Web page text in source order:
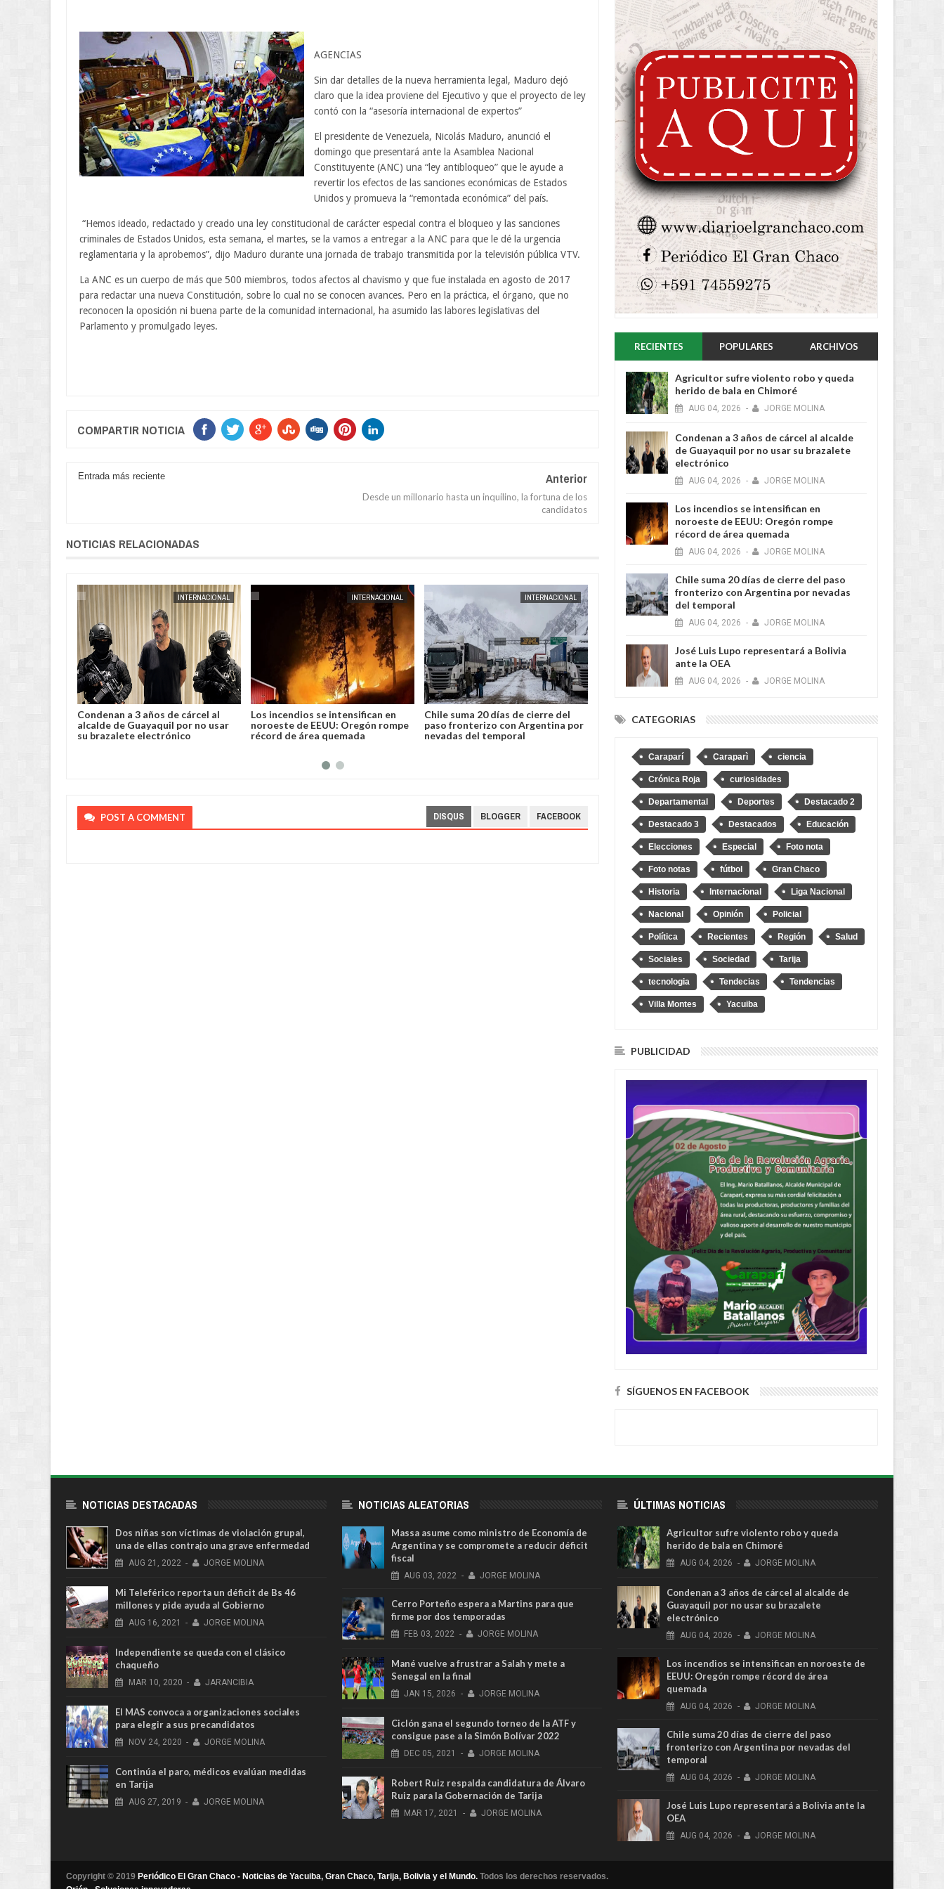
AGENCIAS
Sin dar detalles de la nueva herramienta legal, Maduro dejó
claro que la idea proviene del Ejecutivo y que el proyecto de ley
contó con la “asesoría internacional de expertos”
El presidente de Venezuela, Nicolás Maduro, anunció el
domingo que presentará ante la Asamblea Nacional
Constituyente (ANC) una “ley antibloqueo” que le ayude a
revertir los efectos de las sanciones económicas de Estados
Unidos y promueva la “remontada económica” del país.
“Hemos ideado, redactado y creado una ley constitucional de carácter especial contra el bloqueo y las sanciones
criminales de Estados Unidos, esta semana, el martes, se la vamos a entregar a la ANC para que le dé la urgencia
reglamentaria y la aprobemos”, dijo Maduro durante una jornada de trabajo transmitida por la televisión pública VTV.
La ANC es un cuerpo de más que 500 miembros, todos afectos al chavismo y que fue instalada en agosto de 2017
para redactar una nueva Constitución, sobre lo cual no se conocen avances. Pero en la práctica, el órgano, que no
reconocen la oposición ni buena parte de la comunidad internacional, ha asumido las labores legislativas del
Parlamento y promulgado leyes.
COMPARTIR NOTICIA
Entrada más reciente Anterior
Desde un millonario hasta un inquilino, la fortuna de los
candidatos
NOTICIAS RELACIONADAS
AUG
INTERNACIONAL AUG 04, 2026
Condenan a 3 años de cárcel al
alcalde de Guayaquil por no usar
su brazalete electrónico
INTERNACIONAL
Los incendios se intensifican en
noroeste de EEUU: Oregón rompe
récord de área quemada
INTERNACIONAL
Chile suma 20 días de cierre del
paso fronterizo con Argentina por
nevadas del temporal
NACIONAL
José Luis Lupo representará a
Bolivia ante la OEA
JORGE MOLINA
“No soy Diprove, no hagan el
ridículo”, dice Loza tras denuncia
robado
POST A COMMENT DISQUS BLOGGER FACEBOOK
RECIENTES POPULARES ARCHIVOS
Agricultor sufre violento robo y queda
herido de bala en Chimoré
AUG 04, 2026 - JORGE MOLINA
Condenan a 3 años de cárcel al alcalde
de Guayaquil por no usar su brazalete
electrónico
AUG 04, 2026 - JORGE MOLINA
Los incendios se intensifican en
noroeste de EEUU: Oregón rompe
récord de área quemada
AUG 04, 2026 - JORGE MOLINA
Chile suma 20 días de cierre del paso
fronterizo con Argentina por nevadas
del temporal
AUG 04, 2026 - JORGE MOLINA
José Luis Lupo representará a Bolivia
ante la OEA
AUG 04, 2026 - JORGE MOLINA
CATEGORIAS
Caraparí Caraparì ciencia
Crónica Roja curiosidades
Departamental Deportes Destacado 2
Destacado 3 Destacados Educación
Elecciones Especial Foto nota
Foto notas fútbol Gran Chaco
Historia Internacional Liga Nacional
Nacional Opinión Policial
Política Recientes Región Salud
Sociales Sociedad Tarija
tecnologia Tendecias Tendencias
Villa Montes Yacuiba
PUBLICIDAD
SÍGUENOS EN FACEBOOK
NOTICIAS DESTACADAS
Dos niñas son víctimas de violación grupal,
una de ellas contrajo una grave enfermedad
AUG 21, 2022 - JORGE MOLINA
Mi Teleférico reporta un déficit de Bs 46
millones y pide ayuda al Gobierno
AUG 16, 2021 - JORGE MOLINA
Independiente se queda con el clásico
chaqueño
MAR 10, 2020 - JARANCIBIA
El MAS convoca a organizaciones sociales
para elegir a sus precandidatos
NOV 24, 2020 - JORGE MOLINA
Continúa el paro, médicos evalúan medidas
en Tarija
AUG 27, 2019 - JORGE MOLINA
NOTICIAS ALEATORIAS
Massa asume como ministro de Economía de
Argentina y se compromete a reducir déficit
fiscal
AUG 03, 2022 - JORGE MOLINA
Cerro Porteño espera a Martins para que
firme por dos temporadas
FEB 03, 2022 - JORGE MOLINA
Mané vuelve a frustrar a Salah y mete a
Senegal en la final
JAN 15, 2026 - JORGE MOLINA
Ciclón gana el segundo torneo de la ATF y
consigue pase a la Simón Bolívar 2022
DEC 05, 2021 - JORGE MOLINA
Robert Ruiz respalda candidatura de Álvaro
Ruiz para la Gobernación de Tarija
MAR 17, 2021 - JORGE MOLINA
ÚLTIMAS NOTICIAS
Agricultor sufre violento robo y queda
herido de bala en Chimoré
AUG 04, 2026 - JORGE MOLINA
Condenan a 3 años de cárcel al alcalde de
Guayaquil por no usar su brazalete
electrónico
AUG 04, 2026 - JORGE MOLINA
Los incendios se intensifican en noroeste de
EEUU: Oregón rompe récord de área
quemada
AUG 04, 2026 - JORGE MOLINA
Chile suma 20 días de cierre del paso
fronterizo con Argentina por nevadas del
temporal
AUG 04, 2026 - JORGE MOLINA
José Luis Lupo representará a Bolivia ante la
OEA
AUG 04, 2026 - JORGE MOLINA
Copyright © 2019 Periódico El Gran Chaco - Noticias de Yacuiba, Gran Chaco, Tarija, Bolivia y el Mundo. Todos los derechos reservados.